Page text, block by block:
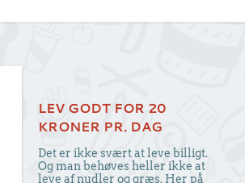
LEV GODT FOR 20
KRONER PR. DAG
Det er ikke svært at leve billigt.
Og man behøves heller ikke at
leve af nudler og græs. Her på